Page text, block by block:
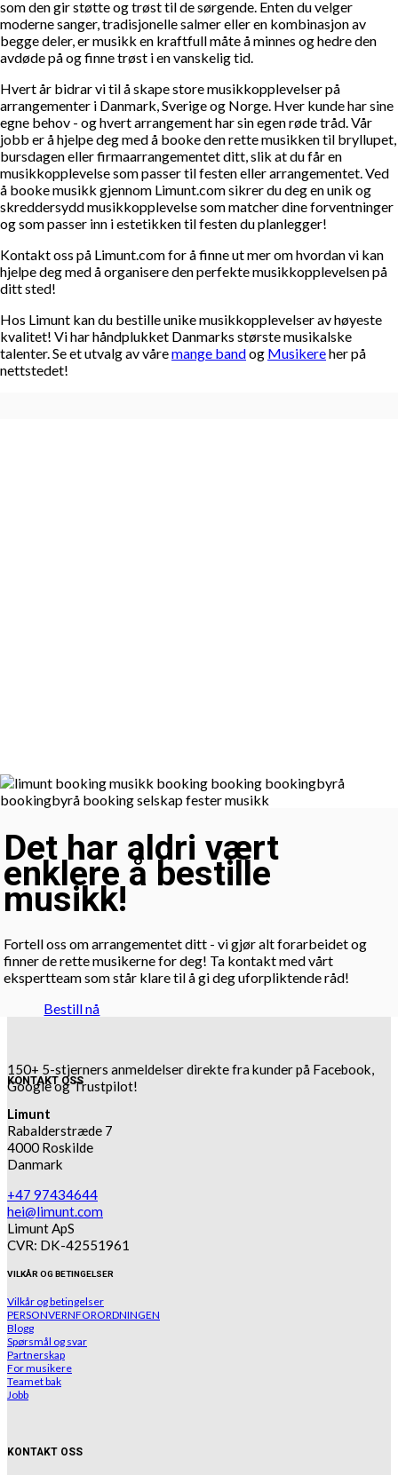
som den gir støtte og trøst til de sørgende. Enten du velger
moderne sanger, tradisjonelle salmer eller en kombinasjon av
begge deler, er musikk en kraftfull måte å minnes og hedre den
avdøde på og finne trøst i en vanskelig tid.
Hvert år bidrar vi til å skape store musikkopplevelser på
arrangementer i Danmark, Sverige og Norge. Hver kunde har sine
egne behov - og hvert arrangement har sin egen røde tråd. Vår
jobb er å hjelpe deg med å booke den rette musikken til bryllupet,
bursdagen eller firmaarrangementet ditt, slik at du får en
musikkopplevelse som passer til festen eller arrangementet. Ved
å booke musikk gjennom Limunt.com sikrer du deg en unik og
skreddersydd musikkopplevelse som matcher dine forventninger
og som passer inn i estetikken til festen du planlegger!
Kontakt oss på Limunt.com for å finne ut mer om hvordan vi kan
hjelpe deg med å organisere den perfekte musikkopplevelsen på
ditt sted!
Hos Limunt kan du bestille unike musikkopplevelser av høyeste
kvalitet! Vi har håndplukket Danmarks største musikalske
talenter. Se et utvalg av våremange bandog Musikereher på
nettstedet!
Det har aldri vært
enklere å bestille
musikk!
Fortell oss om arrangementet ditt - vi gjør alt forarbeidet og
finner de rette musikerne for deg! Ta kontakt med vårt
ekspertteam som står klare til å gi deg uforpliktende råd!
Bestill nå
150+ 5-stjerners anmeldelser direkte fra kunder på Facebook,
Google og Trustpilot!
KONTAKT OSS
Limunt
Rabalderstræde 7
4000 Roskilde
Danmark
+47 97434644
hei@limunt.com
Limunt ApS
CVR: DK-42551961
VILKÅR OG BETINGELSER
Vilkår og betingelser
PERSONVERNFORORDNINGEN
Blogg
Spørsmål og svar
Partnerskap
For musikere
Teamet bak
Jobb
KONTAKT OSS